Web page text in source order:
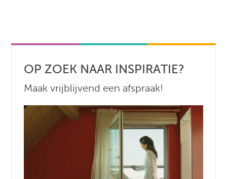
OP ZOEK NAAR INSPIRATIE?
Maak vrijblijvend een afspraak!